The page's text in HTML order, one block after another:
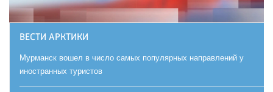
ВЕСТИ АРКТИКИ
Мурманск вошел в число самых популярных направлений у
иностранных туристов